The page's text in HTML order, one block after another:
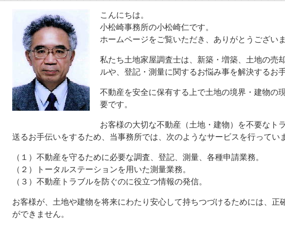
こんにちは。
小松崎事務所の小松崎仁です。
ホームページをご覧いただき、ありがとうございま
私たち土地家屋調査士は、新築・増築、土地の売
ルや、登記・測量に関するお悩み事を解決するお
不動産を安全に保有する上で土地の境界・建物の
要です。
お客様の大切な不動産（土地・建物）を不要なト
送るお手伝いをするため、当事務所では、次のようなサービスを行ってい
（１）不動産を守るために必要な調査、登記、測量、各種申請業務。
（２）トータルステーションを用いた測量業務。
（３）不動産トラブルを防ぐのに役立つ情報の発信。
お客様が、土地や建物を将来にわたり安心して持ちつづけるためには、正
ができません。